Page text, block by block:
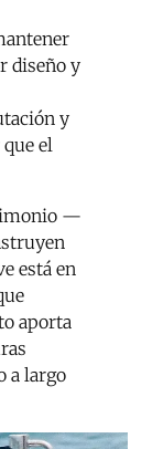
diseño y
y
el
—
está en
aporta
a largo